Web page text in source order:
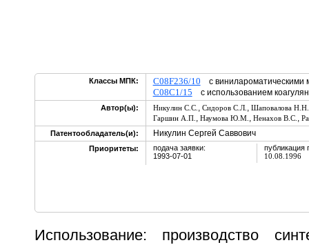
Классы МПК: C08F236/10 с винилароматическими
C08C1/15 с использованием
Автор(ы): Никулин С.С. , Сидоров С.Л. , Шаповалова Н.Н.
Гаршин А.П. , Наумова Ю.М. , Ненахов В.С. ,
Патентообладатель(и):
Никулин Сергей Саввович
Приоритеты:
подача заявки:
1993-07-01
публикация
10.08.1996
Использование: производство